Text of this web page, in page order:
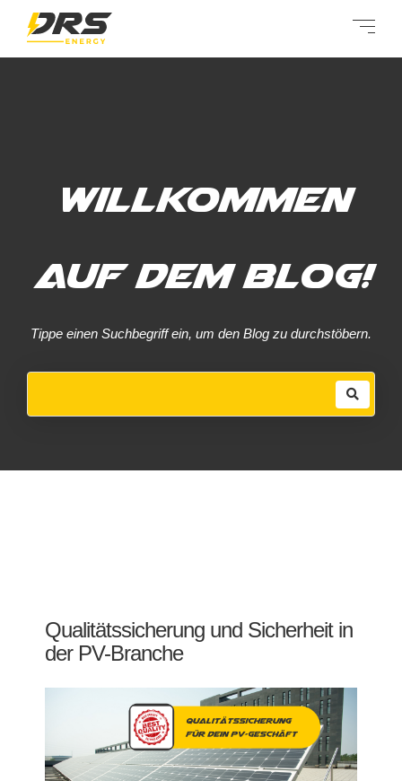
Willkommen
auf dem Blog!
Tippe einen Suchbegriff ein, um den Blog zu durchstöbern.
Qualitätssicherung und Sicherheit in
der PV-Branche